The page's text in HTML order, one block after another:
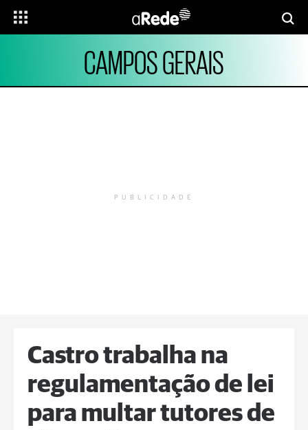
CAMPOS GERAIS
PUBLICIDADE
Castro trabalha na
regulamentação de lei
para multar tutores de